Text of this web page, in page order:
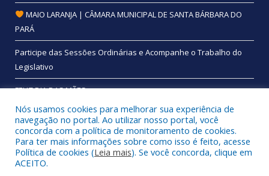
MAIO LARANJA | CÂMARA MUNICIPAL DE SANTA BÁRBARA DO
PARÁ
Participe das Sessões Ordinárias e Acompanhe o Trabalho do
Legislativo
FELIZ DIA DAS MÃES
Todos os direitos reservados a Câmara Municipal de Santa
Bárbara do Pará.
Nós usamos cookies para melhorar sua experiência de
navegação no portal. Ao utilizar nosso portal, você
concorda com a política de monitoramento de cookies.
Para ter mais informações sobre como isso é feito, acesse
Política de cookies (Leia mais). Se você concorda, clique em
ACEITO.